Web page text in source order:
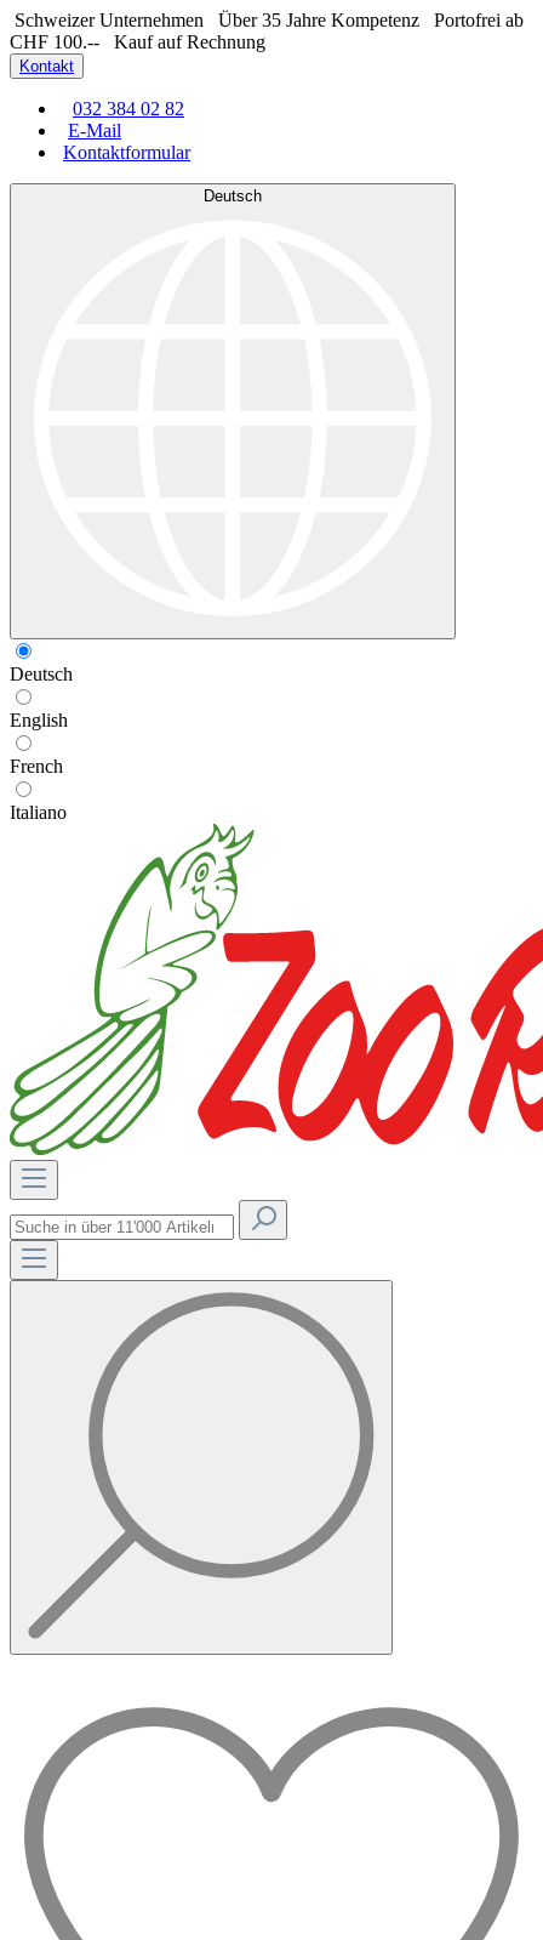
Schweizer Unternehmen Über 35 Jahre Kompetenz
Portofrei ab
CHF 100.--
Kauf auf Rechnung
Kontakt
032 384 02 82
E-Mail
Kontaktformular
Deutsch
Deutsch
English
French
Italiano